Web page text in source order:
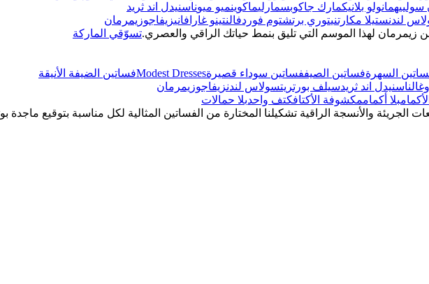
سولييهمانولو بلانيكمارك جاكوبسمارليماكوينميو ميوناسنيدل اند ثريد
لندنستيلا مكارتنيتوري برتشتوم فوردفالنتينو غارافانيزيفاجوزيمرمان
زيمرمان لهذا الموسم التي تليق بنمط حياتك الراقي والعصري.تسوّقي الماركة
السهرةفساتين الصيففساتين سوداء قصيرةModest Dressesفساتين الضيفة الأنيقة
ناسنيدل اند ثريدسيلف بورتريتسولاس لندنزيفاجوزيمرمان
بلا أكماممكشوفة الأكتافكتف واحدبلا حمالات
الجريئة والأنسجة الراقية تشكيلنا المختارة من الفساتين المثالية لكل مناسبة بتوقيع ماجدة